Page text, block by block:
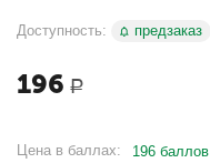
Доступность: предзаказ
196 Р
Цена в баллах:
196 баллов